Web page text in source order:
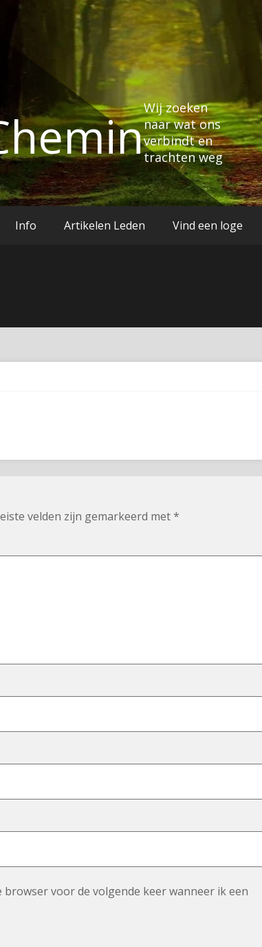
Wij zoeken
naar wat ons
verbindt en
trachten weg
Info Artikelen Leden Vind een loge
velden zijn gemarkeerd met*
voor de volgende keer wanneer ik een